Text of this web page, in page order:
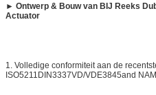
► Ontwerp & Bouw van BIJ Reeks
Actuator
1. Volledige conformiteit aan de
ISO5211DIN3337VD/VDE3845and